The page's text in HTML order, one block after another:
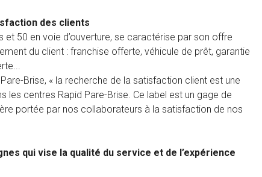
des clients
et 50 en voie d’ouverture, se caractérise par son offre
du client : franchise offerte, véhicule de prêt, garantie
Brise, « la recherche de la satisfaction client est une
les centres Rapid Pare-Brise. Ce label est un gage de
portée par nos collaborateurs à la satisfaction de nos
qui vise la qualité du service et de l’expérience